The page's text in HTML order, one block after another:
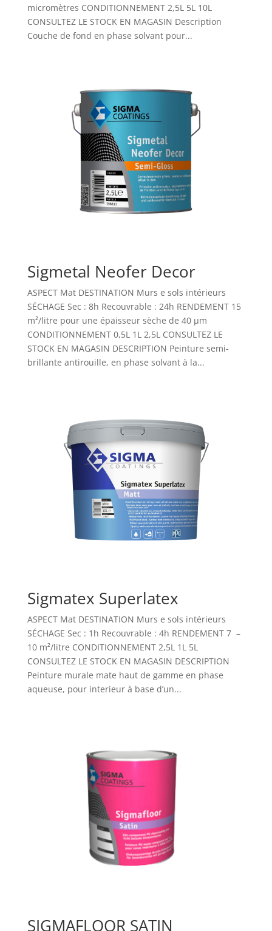
micromètres CONDITIONNEMENT 2,5L 5L 10L
CONSULTEZ LE STOCK EN MAGASIN Description
Couche de fond en phase solvant pour...
Sigmetal Neofer Decor
ASPECT Mat DESTINATION Murs e sols intérieurs
SÉCHAGE Sec : 8h Recouvrable : 24h RENDEMENT 15
m²/litre pour une épaisseur sèche de 40 µm
CONDITIONNEMENT 0,5L 1L 2,5L CONSULTEZ LE
STOCK EN MAGASIN DESCRIPTION Peinture semi-
brillante antirouille, en phase solvant à la...
Sigmatex Superlatex
ASPECT Mat DESTINATION Murs e sols intérieurs
SÉCHAGE Sec : 1h Recouvrable : 4h RENDEMENT 7 –
10 m²/litre CONDITIONNEMENT 2,5L 1L 5L
CONSULTEZ LE STOCK EN MAGASIN DESCRIPTION
Peinture murale mate haut de gamme en phase
aqueuse, pour interieur à base d’un...
SIGMAFLOOR SATIN